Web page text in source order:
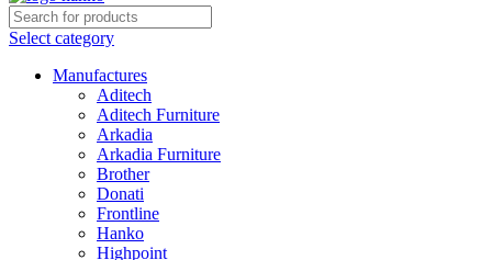
Select category
Manufactures
Aditech
Aditech Furniture
Arkadia
Arkadia Furniture
Brother
Donati
Frontline
Hanko
Highpoint